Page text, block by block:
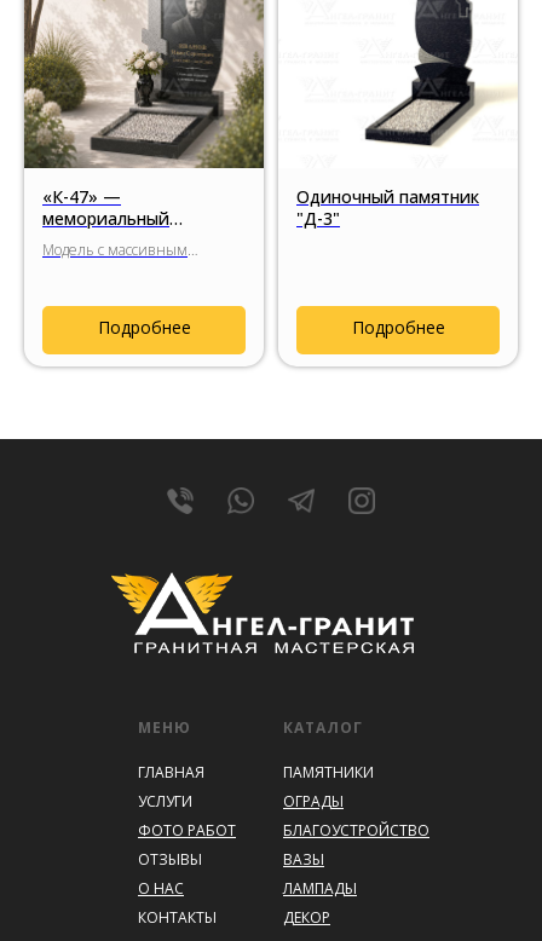
«К-47» —
мемориальный
комплекс с крупным
гранитным крестом
Модель с массивным
мягким силуэтом стелы и
возможностью подобрать
характер композиции за счёт
Подробнее
Одиночный памятник
"Д-3"
Подробнее
МЕНЮ
ГЛАВНАЯ
УСЛУГИ
ФОТО РАБОТ
ОТЗЫВЫ
О НАС
КОНТАКТЫ
КАТАЛОГ
ПАМЯТНИКИ
ОГРАДЫ
БЛАГОУСТРОЙСТВО
ВАЗЫ
ЛАМПАДЫ
ДЕКОР